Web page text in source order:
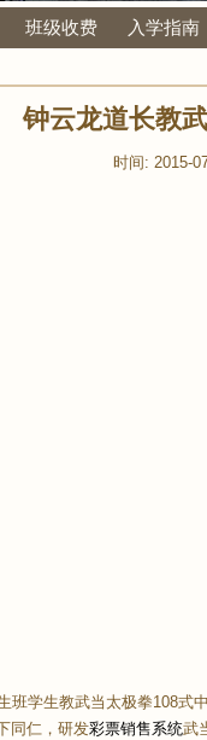
班级收费 入学指南
钟云龙道长教
时间: 2015-
班学生教武当太极拳108式
同仁，研发彩票销售系统武